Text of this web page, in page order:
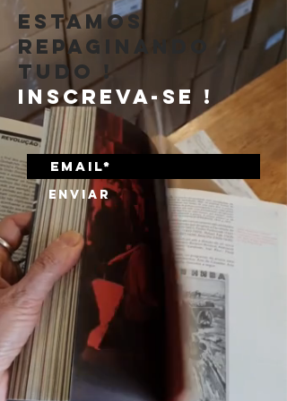
ESTAMOS
REPAGINANDO
TUDO !
inscreva-se !
Enviar